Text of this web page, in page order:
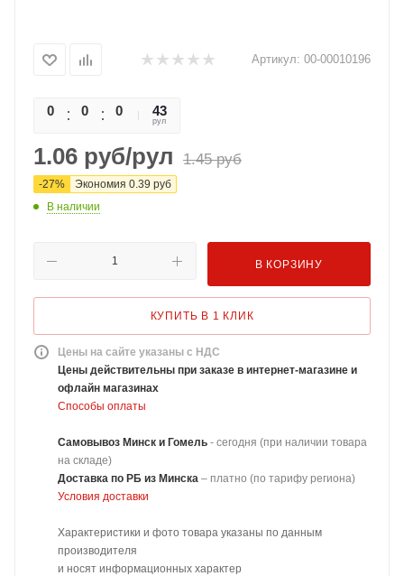
Артикул: 00-00010196
0 0 0 0
43
рул
1.06 руб/рул 1.45руб
-27% Экономия 0.39 руб
В наличии
В КОРЗИНУ
КУПИТЬ В 1 КЛИК
Цены на сайте указаны с НДС
Цены действительны при заказе в интернет-магазине и
офлайн магазинах
Способы оплаты
Самовывоз Минск и Гомель - сегодня (при наличии товара
на складе)
Доставка по РБ из Минска – платно (по тарифу региона)
Условия доставки
Характеристики и фото товара указаны по данным
производителя
и носят информационных характер